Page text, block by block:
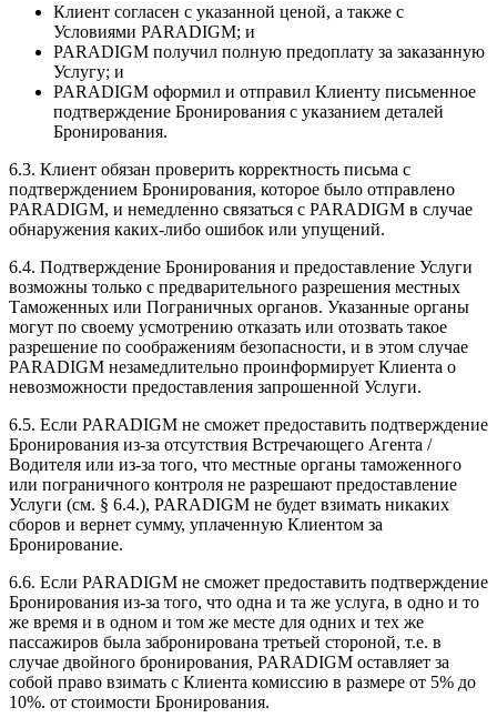
Клиент согласен с указанной ценой, а также с
Условиями PARADIGM; и
PARADIGM получил полную предоплату за заказанную
Услугу; и
PARADIGM оформил и отправил Клиенту письменное
подтверждение Бронирования с указанием деталей
Бронирования.
6.3. Клиент обязан проверить корректность письма с
подтверждением Бронирования, которое было отправлено
PARADIGM, и немедленно связаться с PARADIGM в случае
обнаружения каких-либо ошибок или упущений.
6.4. Подтверждение Бронирования и предоставление Услуги
возможны только с предварительного разрешения местных
Таможенных или Пограничных органов. Указанные органы
могут по своему усмотрению отказать или отозвать такое
разрешение по соображениям безопасности, и в этом случае
PARADIGM незамедлительно проинформирует Клиента о
невозможности предоставления запрошенной Услуги.
6.5. Если PARADIGM не сможет предоставить подтверждение
Бронирования из-за отсутствия Встречающего Агента /
Водителя или из-за того, что местные органы таможенного
или пограничного контроля не разрешают предоставление
Услуги (см. § 6.4.), PARADIGM не будет взимать никаких
сборов и вернет сумму, уплаченную Клиентом за
Бронирование.
6.6. Если PARADIGM не сможет предоставить подтверждение
Бронирования из-за того, что одна и та же услуга, в одно и то
же время и в одном и том же месте для одних и тех же
пассажиров была забронирована третьей стороной, т.е. в
случае двойного бронирования, PARADIGM оставляет за
собой право взимать с Клиента комиссию в размере от 5% до
10%. от стоимости Бронирования.